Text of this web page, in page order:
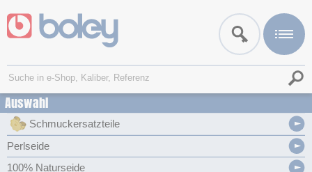
Auswahl
Schmuckersatzteile
Perlseide
100% Naturseide